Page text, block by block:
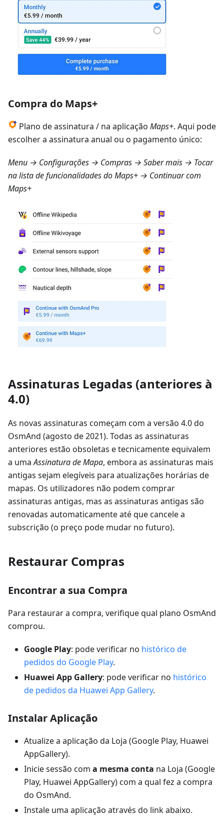
Compra do Maps+
Plano de assinatura / na aplicação Maps+. Aqui pode
escolher a assinatura anual ou o pagamento único:
Menu → Configurações → Compras → Saber mais → Tocar
na lista de funcionalidades do Maps+ → Continuar com
Maps+
Assinaturas Legadas (anteriores à
4.0)
As novas assinaturas começam com a versão 4.0 do
OsmAnd (agosto de 2021). Todas as assinaturas
anteriores estão obsoletas e tecnicamente equivalem
a umaAssinatura de Mapa, embora as assinaturas mais
antigas sejam elegíveis para atualizações horárias de
mapas. Os utilizadores não podem comprar
assinaturas antigas, mas as assinaturas antigas são
renovadas automaticamente até que cancele a
subscrição (o preço pode mudar no futuro).
Restaurar Compras
Encontrar a sua Compra
Para restaurar a compra, verifique qual plano OsmAnd
comprou.
Google Play: pode verificar no histórico de
pedidos do Google Play.
Huawei App Gallery: pode verificar no histórico
de pedidos da Huawei App Gallery.
Instalar Aplicação
Atualize a aplicação da Loja (Google Play, Huawei
AppGallery).
Inicie sessão com a mesma conta na Loja (Google
Play, Huawei AppGallery) com a qual fez a compra
do OsmAnd.
Instale uma aplicação através do link abaixo.